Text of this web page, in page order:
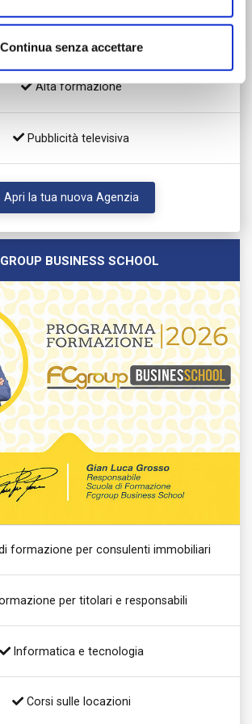
Continua senza accettare
Alta formazione
Pubblicità televisiva
Apri la tua nuova Agenzia
BUSINESS SCHOOL
formazione per consulenti immobiliari
per titolari e responsabili
Informatica e tecnologia
Corsi sulle locazioni